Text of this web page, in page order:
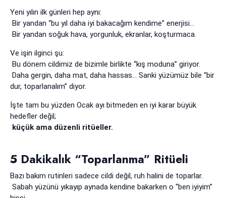
Yeni yılın ilk günleri hep aynı:
Bir yandan “bu yıl daha iyi bakacağım kendime” enerjisi…
Bir yandan soğuk hava, yorgunluk, ekranlar, koşturmaca.
Ve işin ilginci şu:
Bu dönem cildimiz de bizimle birlikte “kış moduna” giriyor.
Daha gergin, daha mat, daha hassas… Sanki yüzümüz bile “bir
dur, toparlanalım” diyor.
İşte tam bu yüzden Ocak ayı bitmeden en iyi karar büyük
hedefler değil;
küçük ama düzenli ritüeller.
5 Dakikalık “Toparlanma” Ritüeli
Bazı bakım rutinleri sadece cildi değil, ruh halini de toparlar.
Sabah yüzünü yıkayıp aynada kendine bakarken o “ben iyiyim”